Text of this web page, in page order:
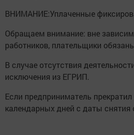
ВНИМАНИЕ:Уплаченные
Обращаем внимание: вне
работников, плательщики
В случае отсутствия
исключения из ЕГРИП.
Если предприниматель
календарных дней с даты снятия